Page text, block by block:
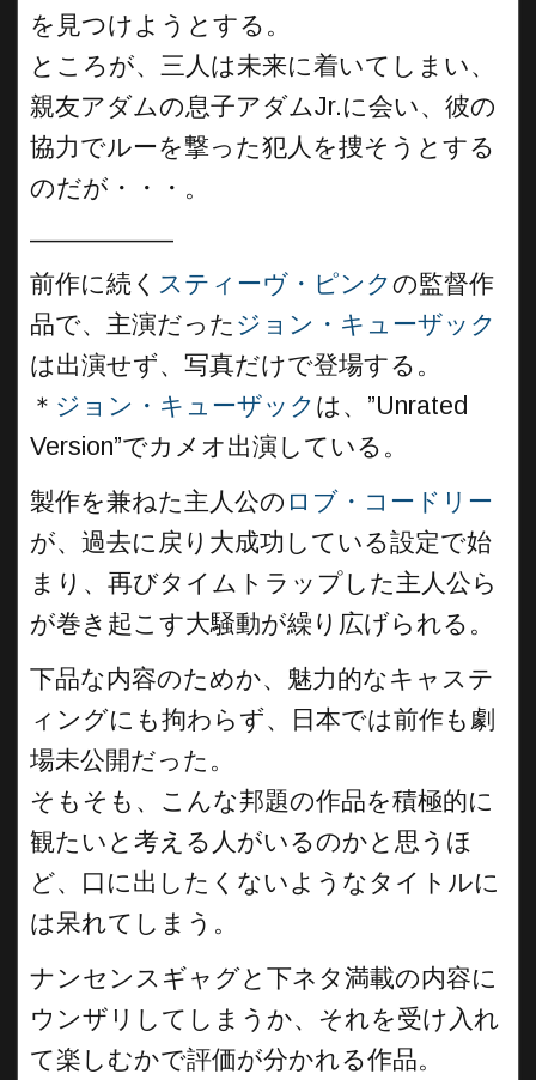
を見つけようとする。
ところが、三人は未来に着いてしまい、
親友アダムの息子アダムJr.に会い、彼の
協力でルーを撃った犯人を捜そうとする
のだが・・・。
前作に続く スティーヴ・ピンクの監督作
品で、主演だった ジョン・キューザック
は出演せず、写真だけで登場する。
＊ ジョン・キューザック は、”Unrated
Version”でカメオ出演している。
製作を兼ねた主人公の ロブ・コードリー
が、過去に戻り大成功している設定で始
まり、再びタイムトラップした主人公ら
が巻き起こす大騒動が繰り広げられる。
下品な内容のためか、魅力的なキャステ
ィングにも拘わらず、日本では前作も劇
場未公開だった。
そもそも、こんな邦題の作品を積極的に
観たいと考える人がいるのかと思うほ
ど、口に出したくないようなタイトルに
は呆れてしまう。
ナンセンスギャグと下ネタ満載の内容に
ウンザリしてしまうか、それを受け入れ
て楽しむかで評価が分かれる作品。